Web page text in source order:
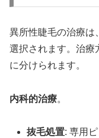
異所性睫毛の治療は
選択されます。治療
に分けられます。
内科的治療。
抜毛処置: 専用